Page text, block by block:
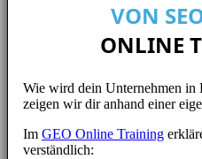
VON
ONLINE
Wie wird dein Unternehmen in
zeigen wir dir anhand einer
Im GEO Online Training
verständlich: